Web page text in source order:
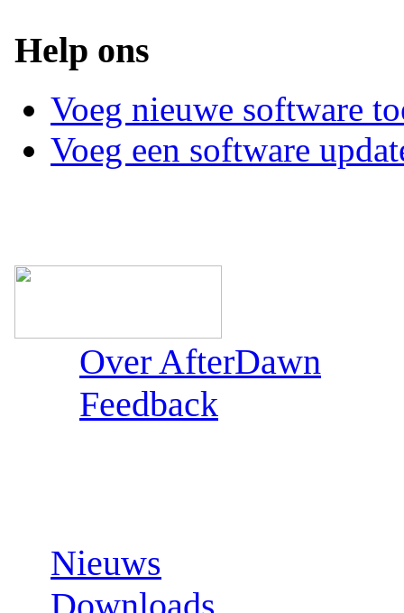
Help ons
Voeg nieuwe software
Voeg een software
Over AfterDawn
Feedback
Nieuws